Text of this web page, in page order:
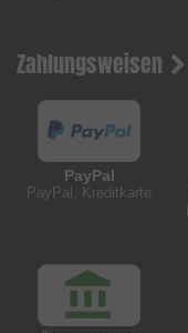
Zahlungsweisen
PayPal
PayPal, Kreditkarte